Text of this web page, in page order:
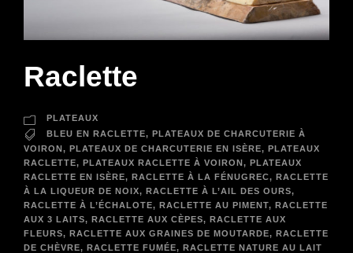
Raclette
PLATEAUX
BLEU EN RACLETTE, PLATEAUX DE CHARCUTERIE À
VOIRON, PLATEAUX DE CHARCUTERIE EN ISÈRE, PLATEAUX
RACLETTE, PLATEAUX RACLETTE À VOIRON, PLATEAUX
RACLETTE EN ISÈRE, RACLETTE À LA FÉNUGREC, RACLETTE
À LA LIQUEUR DE NOIX, RACLETTE À L’AIL DES OURS,
RACLETTE À L’ÉCHALOTE, RACLETTE AU PIMENT, RACLETTE
AUX 3 LAITS, RACLETTE AUX CÈPES, RACLETTE AUX
FLEURS, RACLETTE AUX GRAINES DE MOUTARDE, RACLETTE
DE CHÈVRE, RACLETTE FUMÉE, RACLETTE NATURE AU LAIT